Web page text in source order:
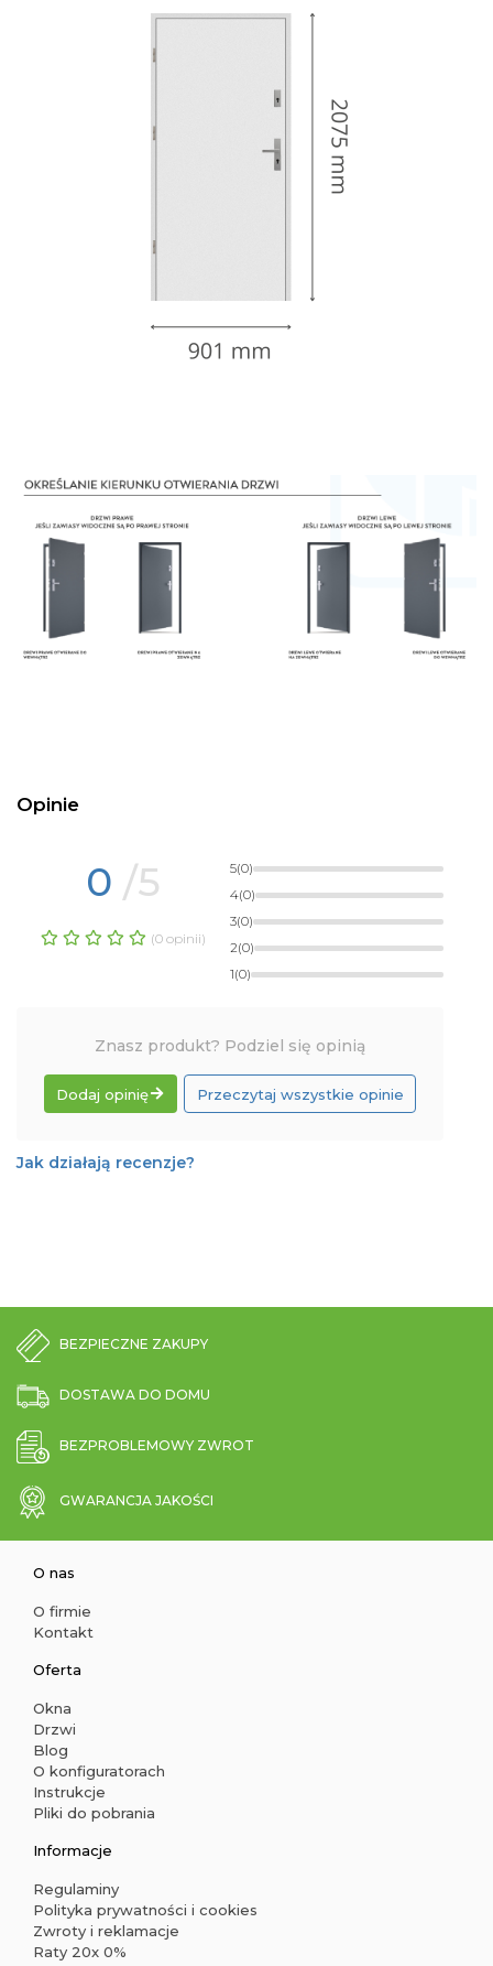
Opinie
0 /5
(0 opinii)
5(0)
4(0)
3(0)
2(0)
1(0)
Znasz produkt? Podziel się opinią
Dodaj opinię Przeczytaj wszystkie opinie
Jak działają recenzje?
BEZPIECZNE ZAKUPY
DOSTAWA DO DOMU
BEZPROBLEMOWY ZWROT
GWARANCJA JAKOŚCI
O nas
O firmie
Kontakt
Oferta
Okna
Drzwi
Blog
O konfiguratorach
Instrukcje
Pliki do pobrania
Informacje
Regulaminy
Polityka prywatności i cookies
Zwroty i reklamacje
Raty 20x 0%